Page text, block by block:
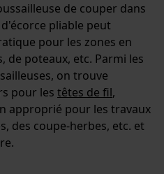
de couper dans
pliable peut
pour les zones en
de poteaux, etc. Parmi les
on trouve
pour les têtes de fil,
approprié pour les travaux
des coupe-herbes, etc. et
personnelle
détection des
par chat